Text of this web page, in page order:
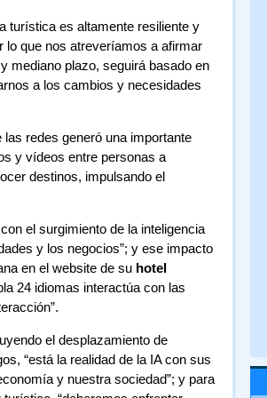
turística es altamente resiliente y
lo que nos atreveríamos a afirmar
mediano plazo, seguirá basado en
a los cambios y necesidades
redes generó una importante
y vídeos entre personas a
destinos, impulsando el
el surgimiento de la inteligencia
y los negocios”; y ese impacto
en el website de suhotel
24 idiomas interactúa con las
el desplazamiento de
“está la realidad de la IA con sus
y nuestra sociedad”; y para